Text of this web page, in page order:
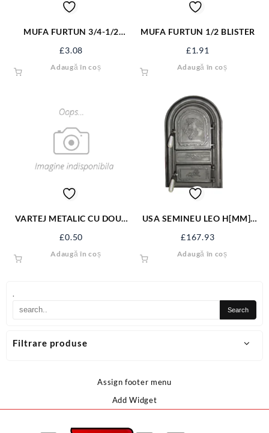
.
Filtrare produse
MUFA FURTUN 3/4-1/2
£3.08
Adaugă în coș
MUFA FURTUN 1/2 BLISTER
£1.91
Adaugă în coș
VARTEJ METALIC CU DOUA
£0.50
Adaugă în coș
USA SEMINEU LEO H[MM]:
£167.93
Adaugă în coș
Assign footer menu
Add Widget